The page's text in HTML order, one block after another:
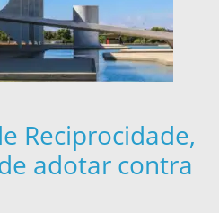
Reciprocidade,
adotar contra